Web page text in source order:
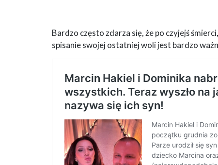
Bardzo często zdarza się, że po czyjejś
spisanie swojej ostatniej woli jest bardzo